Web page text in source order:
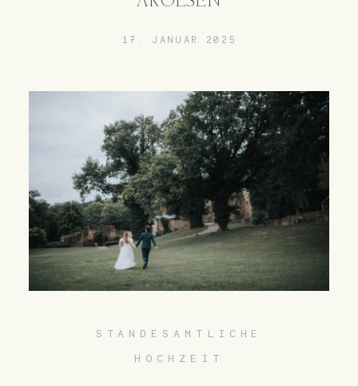
17. JANUAR 2025
STANDESAMTLICHE
HOCHZEIT